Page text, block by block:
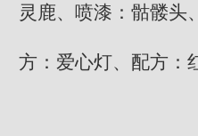
灵鹿、喷漆：骷髅头
方：爱心灯、配方：